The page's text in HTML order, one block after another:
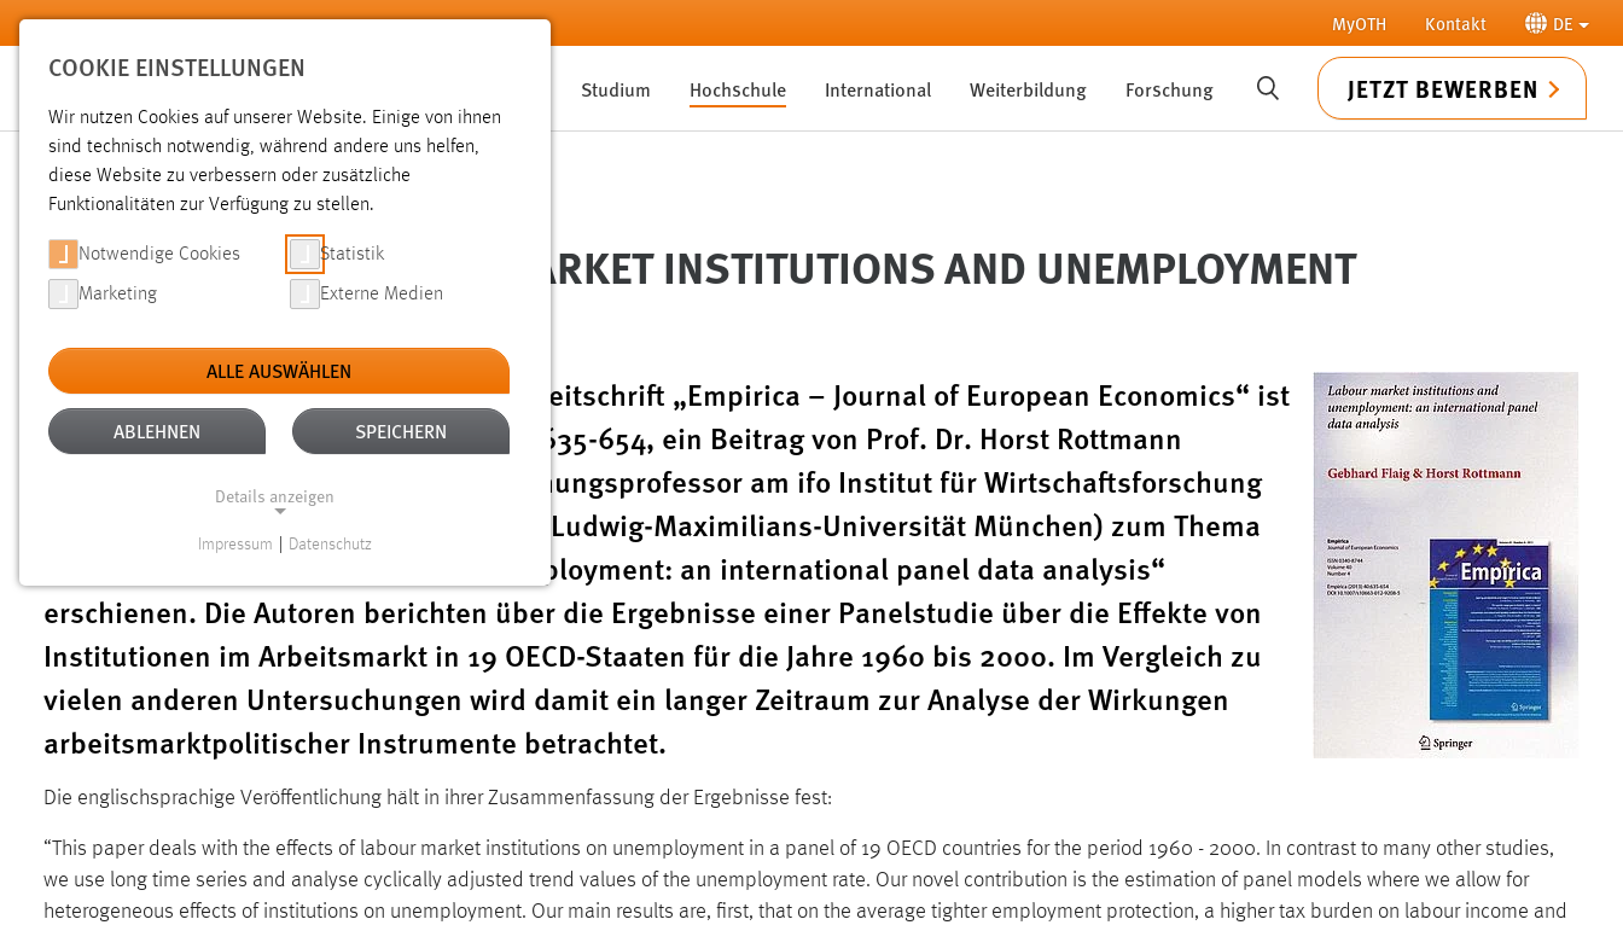
Zum Hauptinhalt springen MyOTH Kontakt DE
Studium Hochschule International Weiterbildung Forschung SUCHE JETZT BEWERBEN
Sie sind hier:
Hochschule Aktuelles News der OTH Amberg-Weiden
PUBLIKATION: LABOUR MARKET INSTITUTIONS AND UNEMPLOYMENT
08.01.2014
In der renommierten, referierten Fachzeitschrift „Empirica – Journal of European Economics“ ist
in der Ausgabe 4/2013, Volume 40, S. 635-654, ein Beitrag von Prof. Dr. Horst Rottmann
(Fakultät Betriebswirtschaft und Forschungsprofessor am ifo Institut für Wirtschaftsforschung
München) und Prof. Dr. Gebhard Flaig (Ludwig-Maximilians-Universität München) zum Thema
„Labour market institutions and unemployment: an international panel data analysis“
erschienen. Die Autoren berichten über die Ergebnisse einer Panelstudie über die Effekte von
Institutionen im Arbeitsmarkt in 19 OECD-Staaten für die Jahre 1960 bis 2000. Im Vergleich zu
vielen anderen Untersuchungen wird damit ein langer Zeitraum zur Analyse der Wirkungen
arbeitsmarktpolitischer Instrumente betrachtet.
Die englischsprachige Veröffentlichung hält in ihrer Zusammenfassung der Ergebnisse fest:
“This paper deals with the effects of labour market institutions on unemployment in a panel of 19 OECD countries for the period 1960 - 2000. In contrast to many other studies,
we use long time series and analyse cyclically adjusted trend values of the unemployment rate. Our novel contribution is the estimation of panel models where we allow for
heterogeneous effects of institutions on unemployment. Our main results are, first, that on the average tighter employment protection, a higher tax burden on labour income and
COOKIE EINSTELLUNGEN
Wir nutzen Cookies auf unserer Website. Einige von ihnen
sind technisch notwendig, während andere uns helfen,
diese Website zu verbessern oder zusätzliche
Funktionalitäten zur Verfügung zu stellen.
Notwendige Cookies Statistik
Marketing Externe Medien
ALLE AUSWÄHLEN
ABLEHNEN SPEICHERN
Details anzeigen
Notwendige Cookies ermöglichen grundlegende
Website erforderlich.
Zweck:
ausgewählten Einverständnis-Optionen
Cookie Laufzeit: 1 Jahr
Impressum Datenschutz